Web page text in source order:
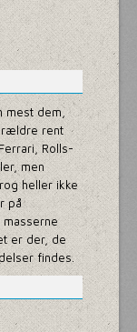
mest dem,
rent
Rolls-
men
heller ikke
på
er der, de
findes.